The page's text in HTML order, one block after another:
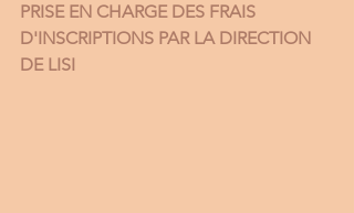
PRISE EN CHARGE DES FRAIS
D'INSCRIPTIONS PAR LA DIRECTION
DE LISI